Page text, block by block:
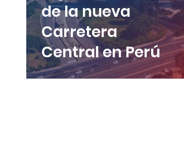
de la nueva
Carretera
Central en Perú